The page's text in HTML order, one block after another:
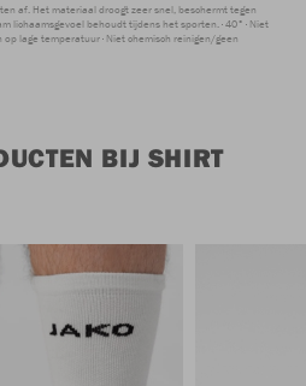
af. Het materiaal droogt zeer snel, beschermt tegen
lichaamsgevoel behoudt tijdens het sporten. 40° Niet
op lage temperatuur Niet chemisch reinigen/geen
BIJ SHIRT